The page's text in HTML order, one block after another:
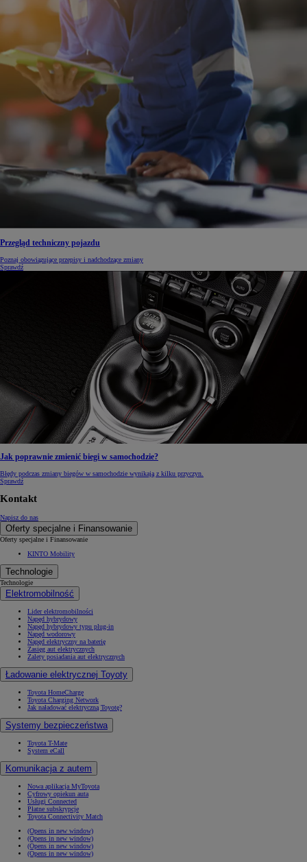
Przegląd techniczny pojazdu
Poznaj obowiązujące przepisy i nadchodzące zmiany
Sprawdź
Jak poprawnie zmienić biegi w samochodzie?
Błędy podczas zmiany biegów w samochodzie wynikają z kilku przyczyn.
Sprawdź
Kontakt
Napisz do nas
Oferty specjalne i Finansowanie
Oferty specjalne i Finansowanie
KINTO Mobility
Technologie
Technologie
Elektromobilność
Lider elektromobilności
Napęd hybrydowy
Napęd hybrydowy typu plug-in
Napęd wodorowy
Napęd elektryczny na baterię
Zasięg aut elektrycznych
Zalety posiadania aut elektrycznych
Ładowanie elektrycznej Toyoty
Toyota HomeCharge
Toyota Charging Network
Jak naładować elektryczną Toyotę?
Systemy bezpieczeństwa
Toyota T-Mate
System eCall
Komunikacja z autem
Nowa aplikacja MyToyota
Cyfrowy opiekun auta
Usługi Connected
Płatne subskrypcje
Toyota Connectivity Match
(Opens in new window)
(Opens in new window)
(Opens in new window)
(Opens in new window)